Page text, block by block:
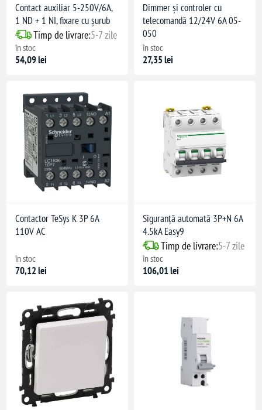
Contact auxiliar 5-250V/6A,
1 ND + 1 NI, fixare cu şurub
Timp de livrare:5-7 zile
în stoc
54,09 lei
Dimmer și controler cu
telecomandă 12/24V 6A 05-
050
în stoc
27,35 lei
Contactor TeSys K 3P 6A
110V AC
în stoc
70,12 lei
Siguranță automată 3P+N 6A
4.5kA Easy9
Timp de livrare:5-7 zile
în stoc
106,01 lei